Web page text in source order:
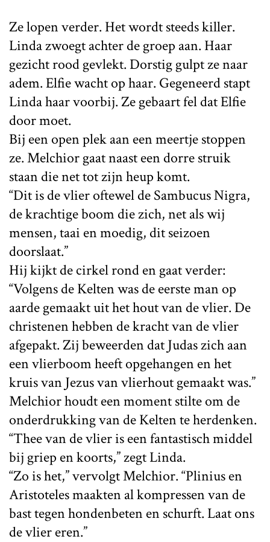
Ze lopen verder. Het wordt steeds killer.
Linda zwoegt achter de groep aan. Haar
gezicht rood gevlekt. Dorstig gulpt ze naar
adem. Elfie wacht op haar. Gegeneerd stapt
Linda haar voorbij. Ze gebaart fel dat Elfie
door moet.
Bij een open plek aan een meertje stoppen
ze. Melchior gaat naast een dorre struik
staan die net tot zijn heup komt.
“Dit is de vlier oftewel de Sambucus Nigra,
de krachtige boom die zich, net als wij
mensen, taai en moedig, dit seizoen
doorslaat.”
Hij kijkt de cirkel rond en gaat verder:
“Volgens de Kelten was de eerste man op
aarde gemaakt uit het hout van de vlier. De
christenen hebben de kracht van de vlier
afgepakt. Zij beweerden dat Judas zich aan
een vlierboom heeft opgehangen en het
kruis van Jezus van vlierhout gemaakt was.”
Melchior houdt een moment stilte om de
onderdrukking van de Kelten te herdenken.
“Thee van de vlier is een fantastisch middel
bij griep en koorts,” zegt Linda.
“Zo is het,” vervolgt Melchior. “Plinius en
Aristoteles maakten al kompressen van de
bast tegen hondenbeten en schurft. Laat ons
de vlier eren.”